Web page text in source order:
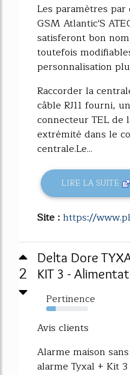
Les paramètres
GSM Atlantic'S
satisferont bon
toutefois
personnalisation
Raccorder la
câble RJ11 fourni,
connecteur TEL de
extrémité dans le
centrale.Le...
LIRE LA SUITE
Site :https://
2
Delta Dore
KIT 3 -
Pertinence
23%
Avis clients
Alarme maison
alarme Tyxal + Kit